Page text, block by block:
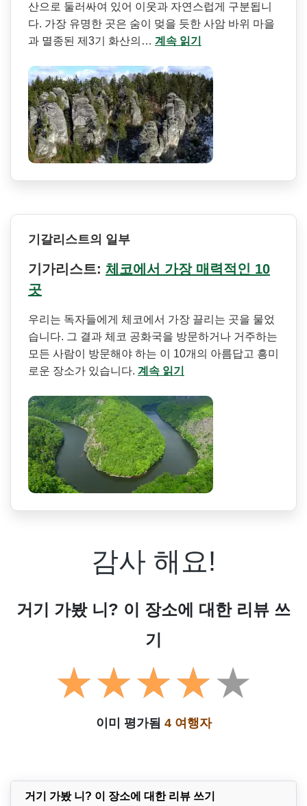
산으로 둘러싸여 있어 이웃과 자연스럽게 구분됩니
다. 가장 유명한 곳은 숨이 멎을 듯한 사암 바위 마을
과 멸종된 제3기 화산의… 계속 읽기
기갈리스트의 일부
기가리스트: 체코에서 가장 매력적인 10
곳
우리는 독자들에게 체코에서 가장 끌리는 곳을 물었
습니다. 그 결과 체코 공화국을 방문하거나 거주하는
모든 사람이 방문해야 하는 이 10개의 아름답고 흥미
로운 장소가 있습니다. 계속 읽기
감사 해요!
거기 가봤 니? 이 장소에 대한 리뷰 쓰
기
이미 평가됨 4 여행자
거기 가봤 니? 이 장소에 대한 리뷰 쓰기